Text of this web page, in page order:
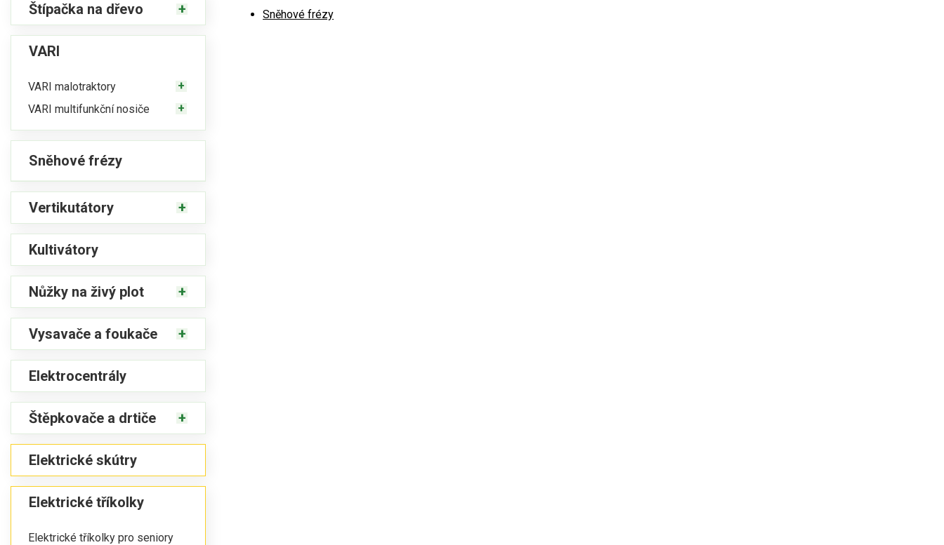
Štípačka na dřevo
VARI
VARI malotraktory
VARI multifunkční nosiče
Sněhové frézy
Vertikutátory
Kultivátory
Nůžky na živý plot
Vysavače a foukače
Elektrocentrály
Štěpkovače a drtiče
Elektrické skútry
Elektrické tříkolky
Elektrické tříkolky pro seniory
Sněhové frézy